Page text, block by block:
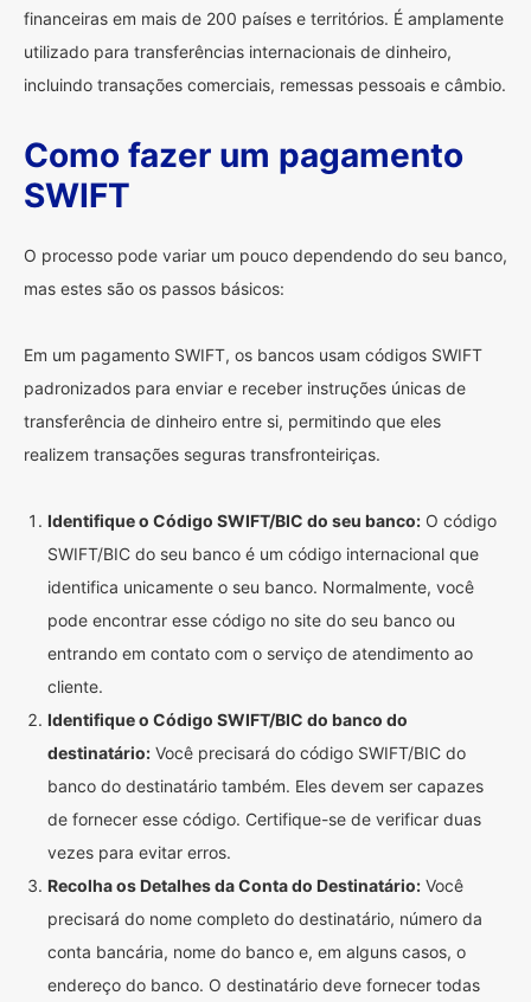
financeiras em mais de 200 países e territórios. É amplamente
utilizado para transferências internacionais de dinheiro,
incluindo transações comerciais, remessas pessoais e câmbio.
Como fazer um pagamento
SWIFT
O processo pode variar um pouco dependendo do seu banco,
mas estes são os passos básicos:
Em um pagamento SWIFT, os bancos usam códigos SWIFT
padronizados para enviar e receber instruções únicas de
transferência de dinheiro entre si, permitindo que eles
realizem transações seguras transfronteiriças.
Identifique o Código SWIFT/BIC do seu banco: O código
SWIFT/BIC do seu banco é um código internacional que
identifica unicamente o seu banco. Normalmente, você
pode encontrar esse código no site do seu banco ou
entrando em contato com o serviço de atendimento ao
cliente.
Identifique o Código SWIFT/BIC do banco do
destinatário: Você precisará do código SWIFT/BIC do
banco do destinatário também. Eles devem ser capazes
de fornecer esse código. Certifique-se de verificar duas
vezes para evitar erros.
Recolha os Detalhes da Conta do Destinatário: Você
precisará do nome completo do destinatário, número da
conta bancária, nome do banco e, em alguns casos, o
endereço do banco. O destinatário deve fornecer todas